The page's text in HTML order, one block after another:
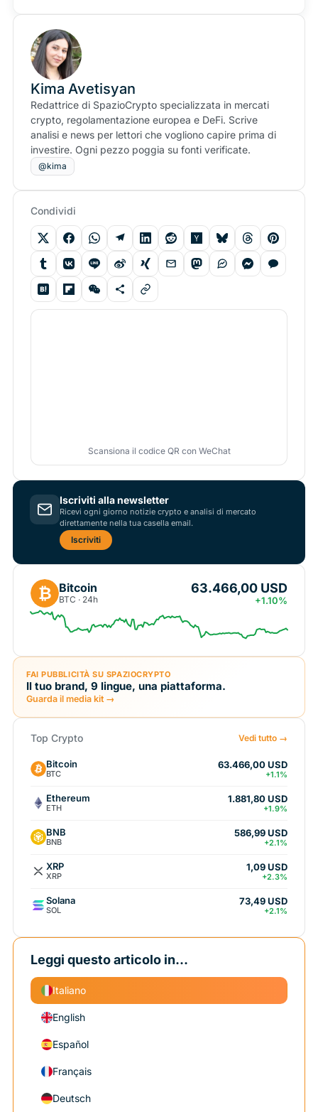
Kima Avetisyan
Redattrice di SpazioCrypto specializzata in mercati
crypto, regolamentazione europea e DeFi. Scrive
analisi e news per lettori che vogliono capire prima di
investire. Ogni pezzo poggia su fonti verificate.
@kima
Condividi
Scansiona il codice QR con WeChat
Iscriviti alla newsletter
Ricevi ogni giorno notizie crypto e analisi di mercato
direttamente nella tua casella email.
Iscriviti
₿ Bitcoin
BTC · 24h
63.466,00 USD
+1.10%
FAI PUBBLICITÀ SU SPAZIOCRYPTO
Il tuo brand, 9 lingue, una piattaforma.
Guarda il media kit →
Top Crypto Vedi tutto →
Bitcoin
BTC
63.466,00 USD
+1.1%
Ethereum
ETH
1.881,80 USD
+1.9%
BNB
BNB
586,99 USD
+2.1%
XRP
XRP
1,09 USD
+2.3%
Solana
SOL
73,49 USD
+2.1%
Leggi questo articolo in...
Italiano
English
Español
Français
Deutsch